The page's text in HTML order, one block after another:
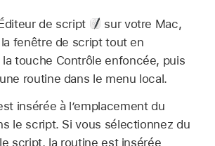
de script
sur votre Mac,
fenêtre de script tout en
la touche Contrôle enfoncée, puis
routine dans le menu local.
insérée à l’emplacement du
le script. Si vous sélectionnez du
script, la routine est insérée